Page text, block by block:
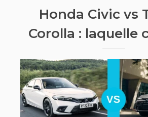
Honda Civic vs
Corolla : laquelle